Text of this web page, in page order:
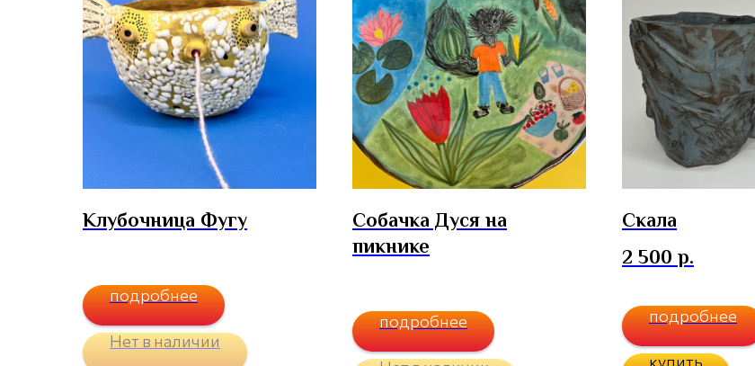
Клубочница Фугу
подробнее
Нет в наличии
Собачка Дуся на
пикнике
подробнее
Скала
2 500 р.
подробнее
купить